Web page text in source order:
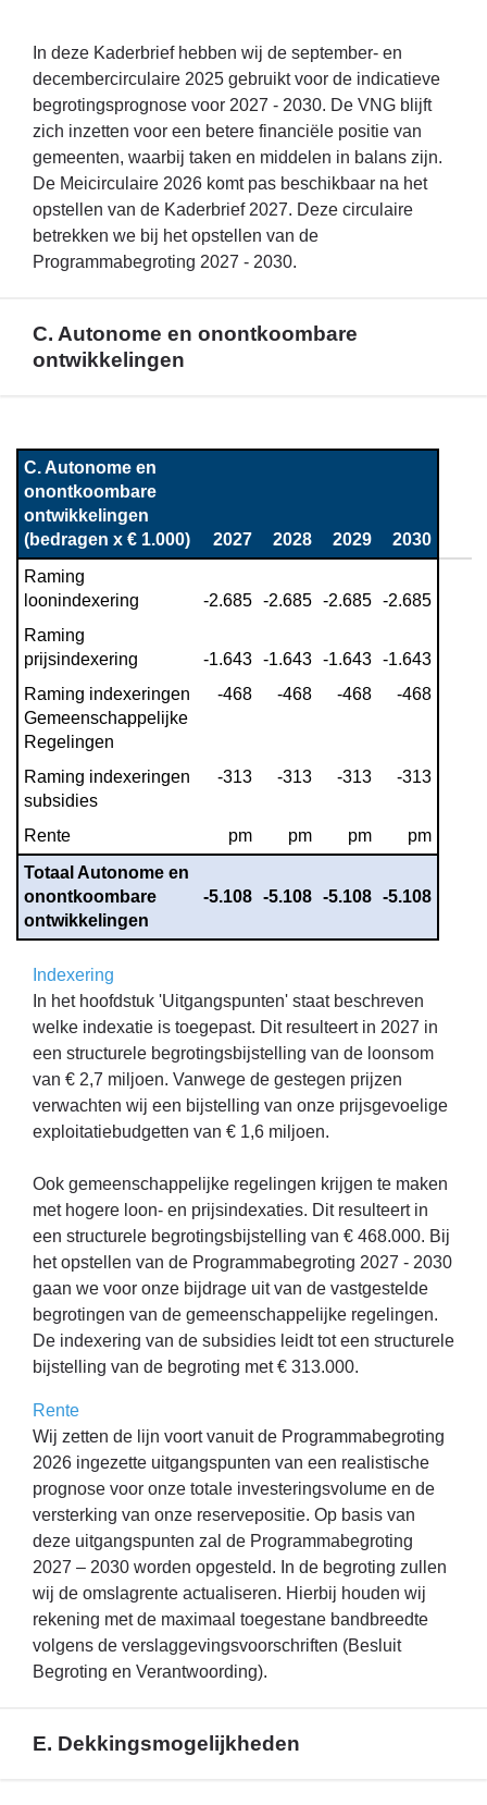
In deze Kaderbrief hebben wij de september- en
decembercirculaire 2025 gebruikt voor de indicatieve
begrotingsprognose voor 2027 - 2030. De VNG blijft
zich inzetten voor een betere financiële positie van
gemeenten, waarbij taken en middelen in balans zijn.
De Meicirculaire 2026 komt pas beschikbaar na het
opstellen van de Kaderbrief 2027. Deze circulaire
betrekken we bij het opstellen van de
Programmabegroting 2027 - 2030.
C. Autonome en onontkoombare
ontwikkelingen
naar
navigatie
Toelichting
autonome
ontwikkelingen
dekkingsmogelijkheden
Autonome
onontkoombare
ontwikkelingen
C. Autonome en
onontkoombare
ontwikkelingen
(bedragen x € 1.000)
2027 2028 2029
2030
Raming
loonindexering
-2.685 -2.685 -2.685 -2.685
Raming
prijsindexering
-1.643 -1.643 -1.643 -1.643
Raming indexeringen
Gemeenschappelijke
Regelingen
-468 -468 -468 -468
Raming indexeringen
subsidies
-313 -313 -313 -313
Rente pm pm pm
pm
Totaal Autonome en
onontkoombare
ontwikkelingen
-5.108 -5.108 -5.108 -5.108
Indexering
In het hoofdstuk 'Uitgangspunten' staat beschreven
welke indexatie is toegepast. Dit resulteert in 2027 in
een structurele begrotingsbijstelling van de loonsom
van € 2,7 miljoen. Vanwege de gestegen prijzen
verwachten wij een bijstelling van onze prijsgevoelige
exploitatiebudgetten van € 1,6 miljoen.
Ook gemeenschappelijke regelingen krijgen te maken
met hogere loon- en prijsindexaties. Dit resulteert in
een structurele begrotingsbijstelling van € 468.000. Bij
het opstellen van de Programmabegroting 2027 - 2030
gaan we voor onze bijdrage uit van de vastgestelde
begrotingen van de gemeenschappelijke regelingen.
De indexering van de subsidies leidt tot een structurele
bijstelling van de begroting met € 313.000.
Rente
Wij zetten de lijn voort vanuit de Programmabegroting
2026 ingezette uitgangspunten van een realistische
prognose voor onze totale investeringsvolume en de
versterking van onze reservepositie. Op basis van
deze uitgangspunten zal de Programmabegroting
2027 – 2030 worden opgesteld. In de begroting zullen
wij de omslagrente actualiseren. Hierbij houden wij
rekening met de maximaal toegestane bandbreedte
volgens de verslaggevingsvoorschriften (Besluit
Begroting en Verantwoording).
E. Dekkingsmogelijkheden